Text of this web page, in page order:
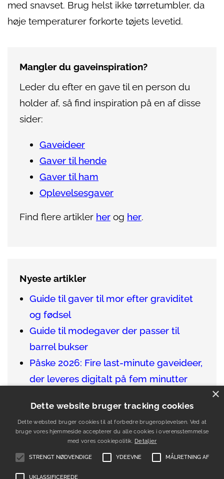
med snavset. Brug helst ikke tørretumbler, da
høje temperaturer forkorte tøjets levetid.
Mangler du gaveinspiration?
Leder du efter en gave til en person du
holder af, så find inspiration på en af disse
sider:
Gaveideer
Gaver til hende
Gaver til ham
Oplevelsesgaver
Find flere artikler her og her.
Nyeste artikler
Guide til gaver til mor efter graviditet
og fødsel
Guide til modegaver der passer til
barrel bukser
Påske 2026: Fire last-minute gaveideer,
der leveres digitalt på fem minutter
vinentusiast
Guide til gaver der passer til venner i
udlandet
Dette website bruger tracking cookies
Dette websted bruger cookies til at forbedre brugeroplevelsen. Ved at
bruge vores hjemmeside accepterer du alle cookies i overensstemmelse
med vores cookiepolitik. Detaljer
STRENGT NØDVENDIGE YDEEVNE MÅLRETNING AF
UKLASSIFICEREDE
×